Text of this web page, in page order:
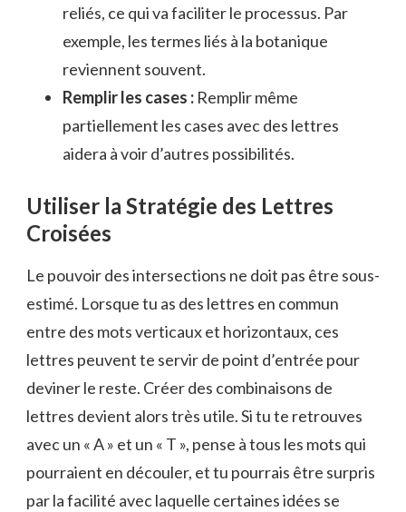
reliés, ce qui va faciliter le processus. Par
exemple, les termes liés à la botanique
reviennent souvent.
Remplir les cases : Remplir même
partiellement les cases avec des lettres
aidera à voir d’autres possibilités.
Utiliser la Stratégie des Lettres
Croisées
Le pouvoir des intersections ne doit pas être sous-
estimé. Lorsque tu as des lettres en commun
entre des mots verticaux et horizontaux, ces
lettres peuvent te servir de point d’entrée pour
deviner le reste. Créer des combinaisons de
lettres devient alors très utile. Si tu te retrouves
avec un « A » et un « T », pense à tous les mots qui
pourraient en découler, et tu pourrais être surpris
par la facilité avec laquelle certaines idées se